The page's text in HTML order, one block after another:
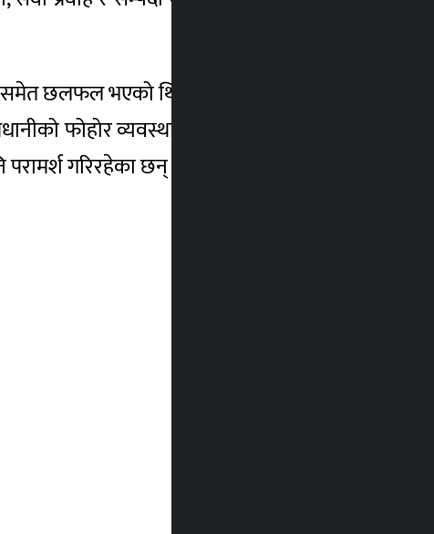
समेत छलफल भएको थियो । यसैक्रममा मेयर शाहले
फोहोर व्यवस्थापनमा सहयोग गर्ने आश्वासन
गरिरहेका छन् ।